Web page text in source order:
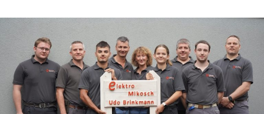
Inhalt
springen